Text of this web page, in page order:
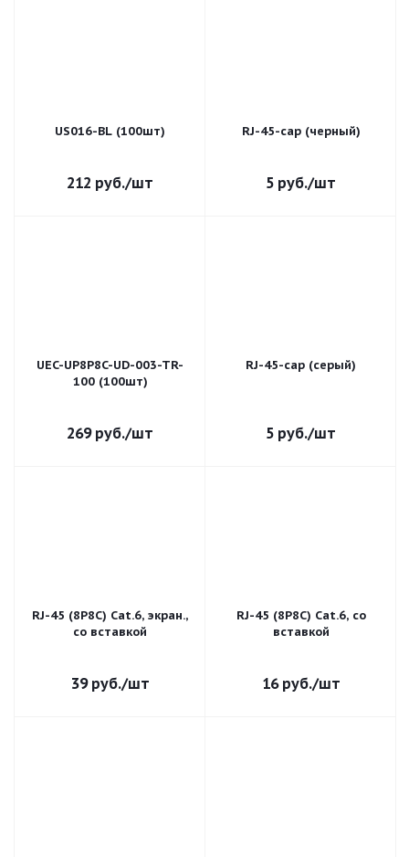
US016-BL (100шт)
212 руб./шт
RJ-45-cap (черный)
5 руб./шт
UEC-UP8P8C-UD-003-TR-
100 (100шт)
269руб./шт
RJ-45-cap (серый)
5 руб./шт
RJ-45 (8P8C) Cat.6, экран.,
со вставкой
39руб./шт
RJ-45 (8P8C) Cat.6, со
вставкой
16руб./шт